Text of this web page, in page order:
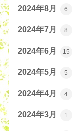
2024年8月 6
2024年7月 8
2024年6月 15
2024年5月 5
2024年4月 4
2024年3月 1